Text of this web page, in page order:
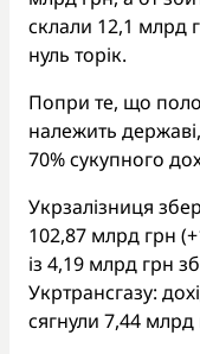
склали 12,1 млрд
нуль торік.
Попри те, що
належить
70% сукупного
Укрзалізниця
102,87 млрд грн
із 4,19 млрд грн
Укртрансгазу:
сягнули 7,44 млрд